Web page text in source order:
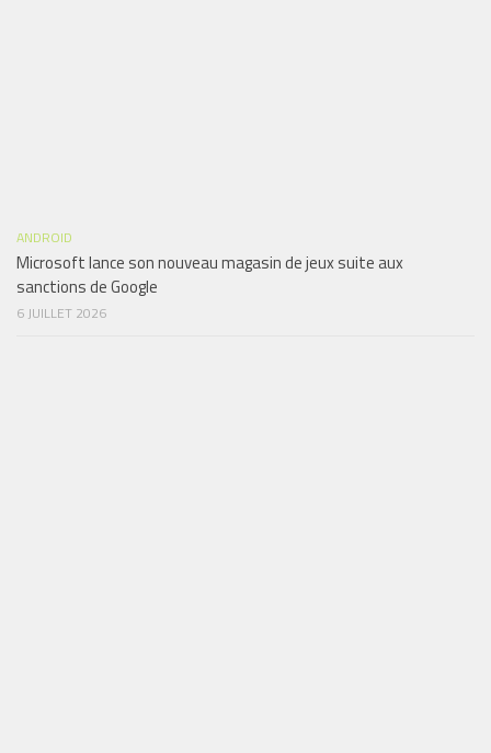
ANDROID
Microsoft lance son nouveau magasin de jeux suite aux
sanctions de Google
6 JUILLET 2026